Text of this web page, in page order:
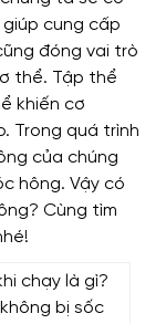
cung cấp
đóng vai trò
thể. Tập thể
khiến cơ
Trong quá trình
của chúng
hông. Vậy có
Cùng tìm